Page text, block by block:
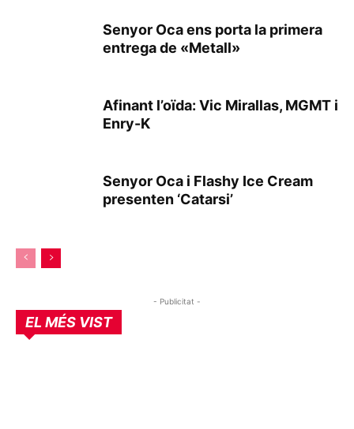
Senyor Oca ens porta la primera
entrega de «Metall»
Afinant l’oïda: Vic Mirallas, MGMT i
Enry-K
Senyor Oca i Flashy Ice Cream
presenten ‘Catarsi’
- Publicitat -
EL MÉS VIST